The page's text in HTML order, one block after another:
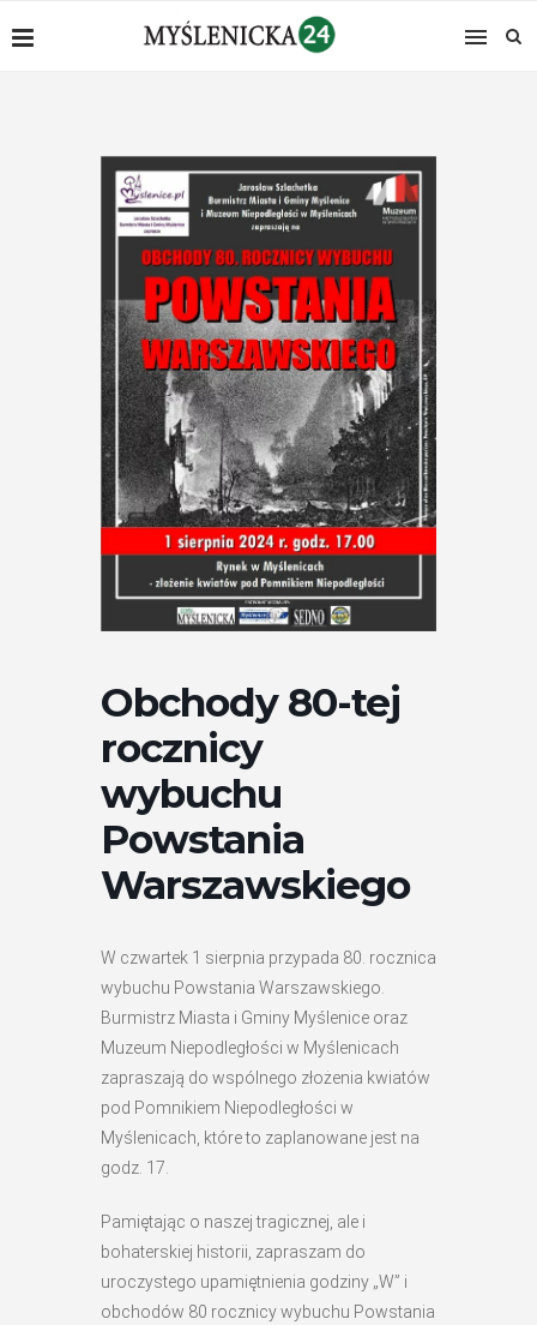
Obchody 80-tej
rocznicy
wybuchu
Powstania
Warszawskiego
W czwartek 1 sierpnia przypada 80. rocznica
wybuchu Powstania Warszawskiego.
Burmistrz Miasta i Gminy Myślenice oraz
Muzeum Niepodległości w Myślenicach
zapraszają do wspólnego złożenia kwiatów
pod Pomnikiem Niepodległości w
Myślenicach, które to zaplanowane jest na
godz. 17.
Pamiętając o naszej tragicznej, ale i
bohaterskiej historii, zapraszam do
uroczystego upamiętnienia godziny „W” i
obchodów 80 rocznicy wybuchu Powstania